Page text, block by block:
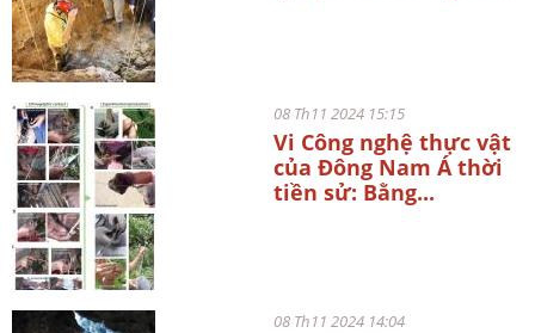
08 Th11 2024 15:15
Vi Công nghệ thực vật
của Đông Nam Á thời
tiền sử: Bằng...
08 Th11 2024 14:04